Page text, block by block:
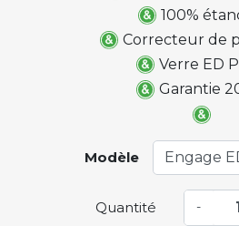
100%
Correcteur de
Verre ED
Garantie
Modèle
Quantité -